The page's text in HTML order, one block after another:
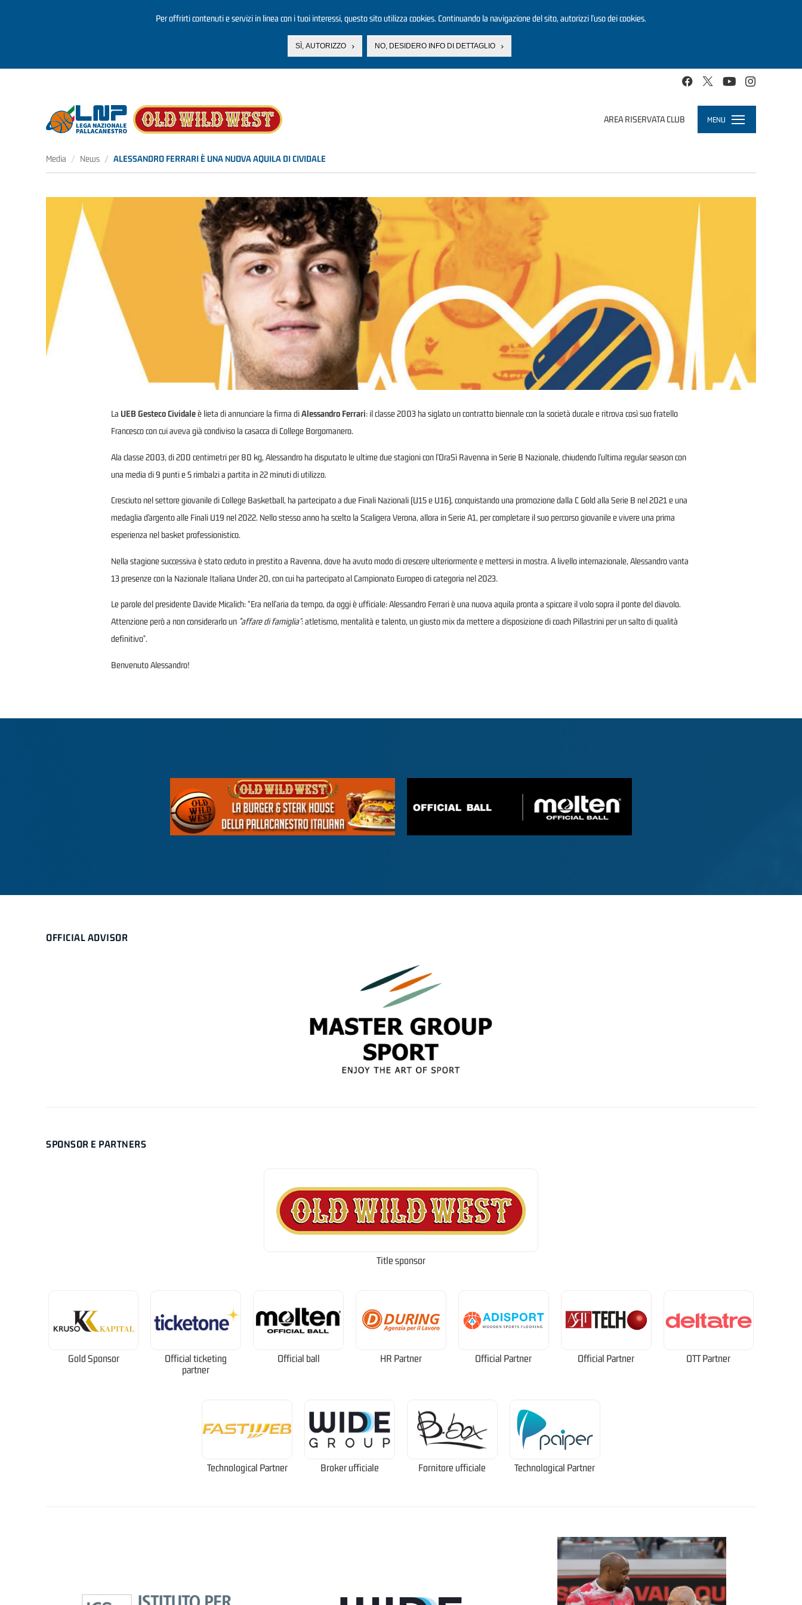
Per offrirti contenuti e servizi in linea con i tuoi interessi, questo sito utilizza cookies. Continuando la navigazione del sito, autorizzi l’uso dei cookies.
SÌ, AUTORIZZO NO, DESIDERO INFO DI DETTAGLIO
AREA RISERVATA CLUB MENU
Toggle
Media
News ALESSANDRO FERRARI È UNA NUOVA AQUILA DI CIVIDALE
La UEB Gesteco Cividaleè lieta di annunciare la firma diAlessandro Ferrari: il classe 2003 ha siglato un contratto biennale con la società ducale e ritrova così suo fratello
Francesco con cui aveva già condiviso la casacca di College Borgomanero.
Ala classe 2003, di 200 centimetri per 80 kg, Alessandro ha disputato le ultime due stagioni con l'OraSì Ravenna in Serie B Nazionale, chiudendo l’ultima regular season con
una media di 9 punti e 5 rimbalzi a partita in 22 minuti di utilizzo.
Cresciuto nel settore giovanile di College Basketball, ha partecipato a due Finali Nazionali (U15 e U16), conquistando una promozione dalla C Gold alla Serie B nel 2021 e una
medaglia d’argento alle Finali U19 nel 2022. Nello stesso anno ha scelto la Scaligera Verona, allora in Serie A1, per completare il suo percorso giovanile e vivere una prima
esperienza nel basket professionistico.
Nella stagione successiva è stato ceduto in prestito a Ravenna, dove ha avuto modo di crescere ulteriormente e mettersi in mostra. A livello internazionale, Alessandro vanta
13 presenze con la Nazionale Italiana Under 20, con cui ha partecipato al Campionato Europeo di categoria nel 2023.
Le parole del presidente Davide Micalich: “Era nell'aria da tempo, da oggi è ufficiale: Alessandro Ferrari è una nuova aquila pronta a spiccare il volo sopra il ponte del diavolo.
Attenzione però a non considerarlo un ”affare di famiglia": atletismo, mentalità e talento, un giusto mix da mettere a disposizione di coach Pillastrini per un salto di qualità
definitivo".
Benvenuto Alessandro!
OFFICIAL ADVISOR
SPONSOR E PARTNERS
Title sponsor
Gold Sponsor
Official ticketing
partner
Official ball HR Partner Official Partner Official Partner OTT Partner
Technological Partner Broker ufficiale Fornitore ufficiale Technological Partner